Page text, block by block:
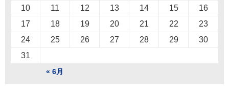
« 6月
10
11 12 13 14 15
16
17
18 19 20 21 22
23
24
25 26 27 28 29
30
31